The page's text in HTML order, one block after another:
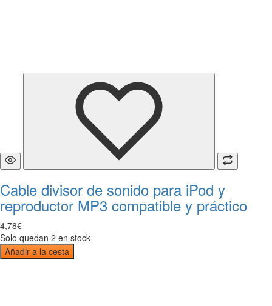
Cable divisor de sonido para iPod y
reproductor MP3 compatible y práctico
4,78€
Solo quedan 2 en stock
Añadir a la cesta